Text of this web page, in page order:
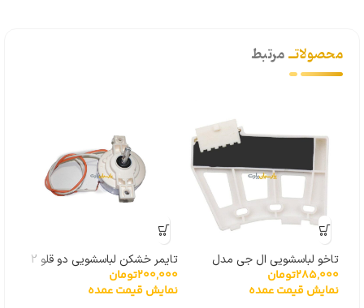
محصولاتــمرتبط
تاخو لباسشویی ال جی مدل
گیربکسی 6501KW2001A
285,000تومان
نمایش قیمت عمده
تایمر خشکن لباسشویی دو قلو 2
سیم
200,000تومان
نمایش قیمت عمده